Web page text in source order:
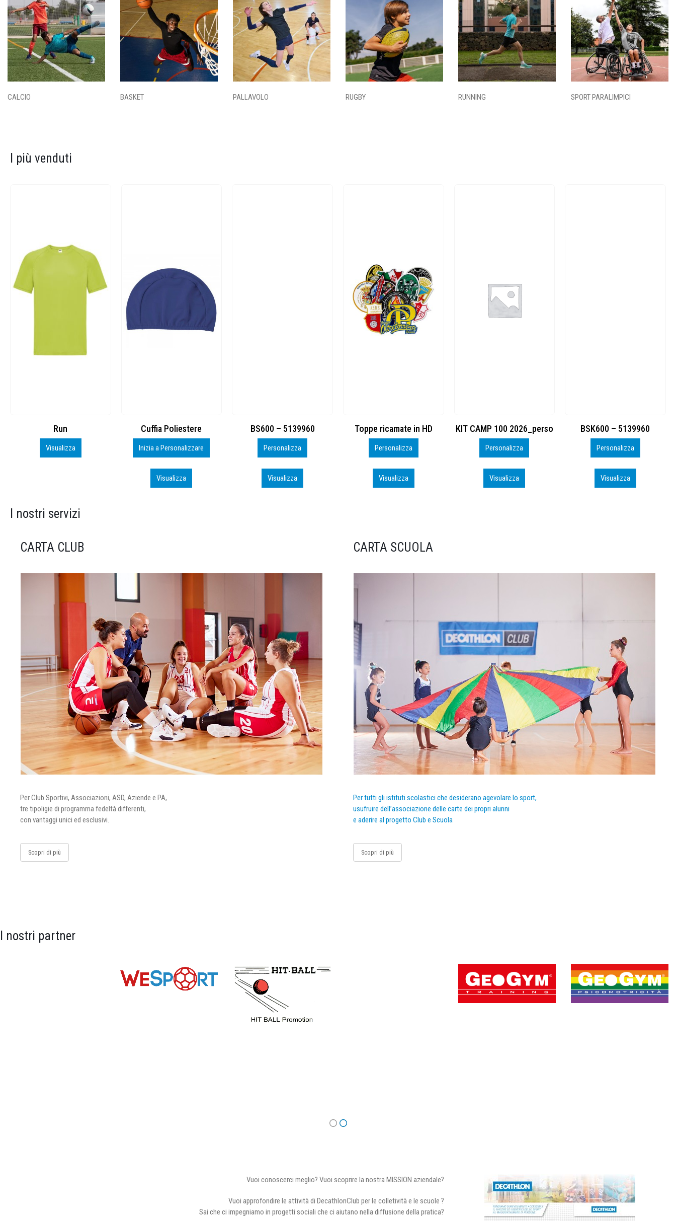
CALCIO BASKET PALLAVOLO RUGBY RUNNING SPORT PARALIMPICI
I più venduti
Cuffia Poliestere
Inizia a Personalizzare
BS600 – 5139960
Personalizza
Visualizza
Toppe ricamate in HD
Personalizza
Visualizza
KIT CAMP 100 2026_perso
Personalizza
Visualizza
BSK600 – 5139960
Personalizza
Visualizza
DTF
Personalizza
Visualizza
I nostri servizi
CARTA CLUB
Per Club Sportivi, Associazioni, ASD, Aziende e PA,
tre tipoligie di programma fedeltà differenti,
con vantaggi unici ed esclusivi.
Scopri di più
CARTA SCUOLA
Per tutti gli istituti scolastici che desiderano agevolare lo sport,
usufruire dell’associazione delle carte dei propri alunni
e aderire al progetto Club e Scuola
Scopri di più
I nostri partner
Vuoi conoscerci meglio? Vuoi scoprire la nostra MISSION aziendale?
Vuoi approfondire le attività di DecathlonClub per le colletività e le scuole ?
Sai che ci impegniamo in progetti sociali che ci aiutano nella diffusione della pratica?